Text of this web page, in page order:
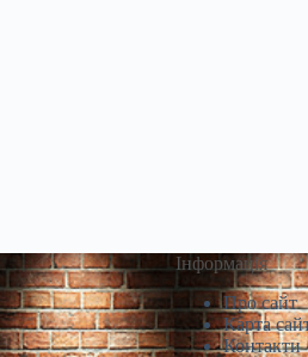
Інформація
Про сайт
Карта
Контакти